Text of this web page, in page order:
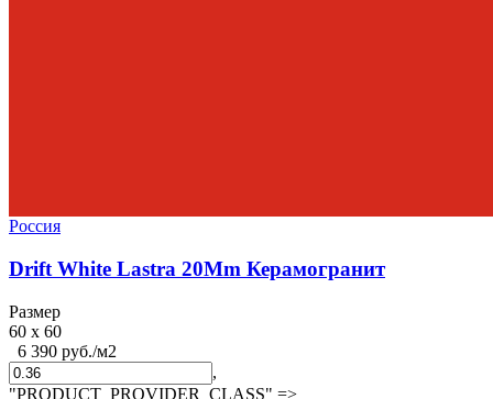
Россия
Drift White Lastra 20Mm Керамогранит
Размер
60 x 60
6 390 руб./м2
,
"PRODUCT_PROVIDER_CLASS" =>